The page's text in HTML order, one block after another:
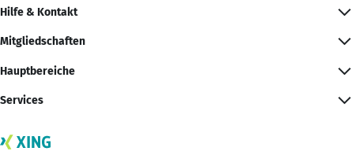
Hilfe & Kontakt
Mitgliedschaften
Hauptbereiche
Services